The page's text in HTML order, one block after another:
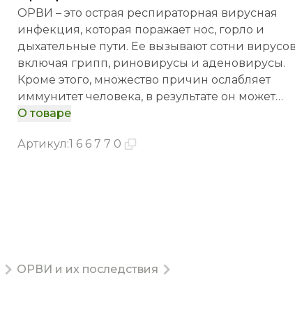
ОРВИ – это острая респираторная вирусная
инфекция, которая поражает нос, горло и
дыхательные пути. Ее вызывают сотни
включая грипп, риновирусы и аденовирусы.
Кроме этого, множество причин ослабляет
иммунитет человека, в результате он может
болеть ОРВИ несколько раз в год.
осложнений и встретить следующий сезон
О товаре
Артикул:166770
ОРВИ и их последствия